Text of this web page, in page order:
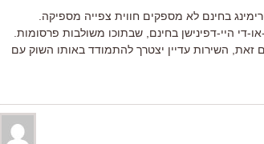
בחינם לא מספקים חווית צפייה מספיקה.
די היי-דפינישן בחינם, שבתוכו משולבות פרסומות.
זאת, השירות עדיין יצטרך להתמודד באותו השוק עם